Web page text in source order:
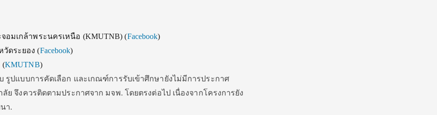
อมเกล้าพระนครเหนือ (KMUTNB) (Facebook)
ดระยอง (Facebook)
(KMUTNB)
รูปแบบการคัดเลือก และเกณฑ์การรับเข้าศึกษายังไม่มีการประกาศ
ย จึงควรติดตามประกาศจาก มจพ. โดยตรงต่อไป เนื่องจากโครงการยัง
า.